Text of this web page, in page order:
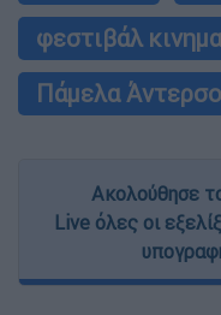
φεστιβάλ
Πάμελα
Ακολούθησε
Live όλες οι